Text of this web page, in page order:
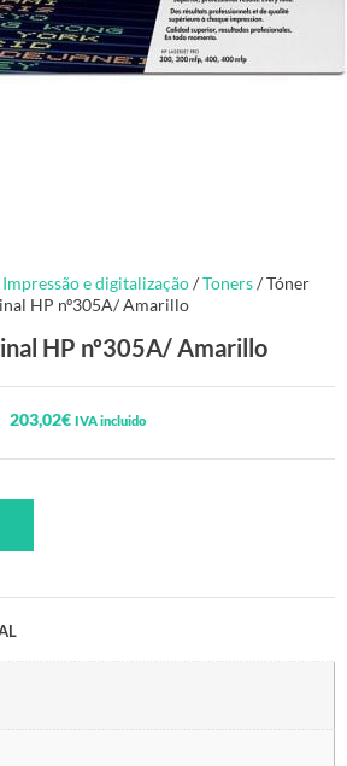
Impressão e digitalização/Toners/ Tóner
HP nº305A/ Amarillo
HP nº305A/ Amarillo
203,02€ IVA incluido